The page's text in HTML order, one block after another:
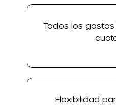
Todos los
Flexibilidad